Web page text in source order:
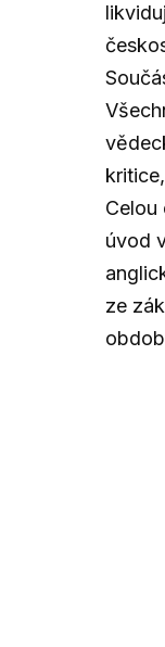
Celou
úvod
ze